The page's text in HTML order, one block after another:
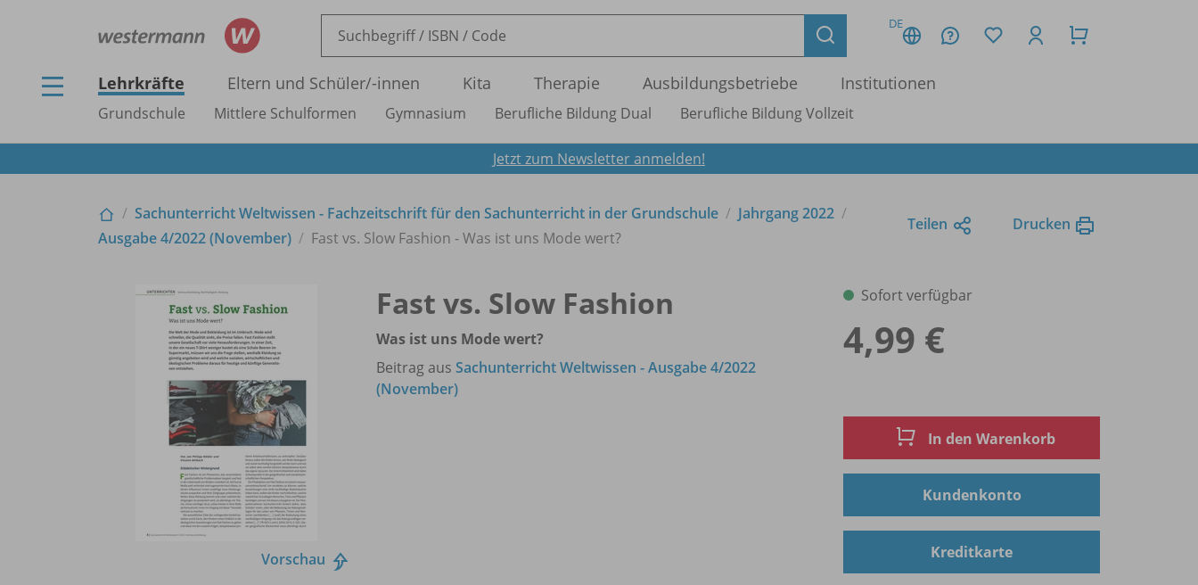
DE
Lehrkräfte Eltern und Schüler/-innen Kita Therapie Ausbildungsbetriebe Institutionen
Grundschule Mittlere Schulformen Gymnasium Berufliche Bildung Dual Berufliche Bildung Vollzeit
Jetzt zum Newsletter anmelden!
Sachunterricht Weltwissen - Fachzeitschrift für den Sachunterricht in der Grundschule
Jahrgang 2022
Ausgabe 4/2022 (November) Fast vs. Slow Fashion - Was ist uns Mode wert?
Teilen Drucken
Vorschau
Fast vs. Slow Fashion
Was ist uns Mode wert?
Beitrag aus Sachunterricht Weltwissen - Ausgabe 4/2022
(November)
Sofort verfügbar
4,99 €
In den Warenkorb
Kundenkonto
Kreditkarte